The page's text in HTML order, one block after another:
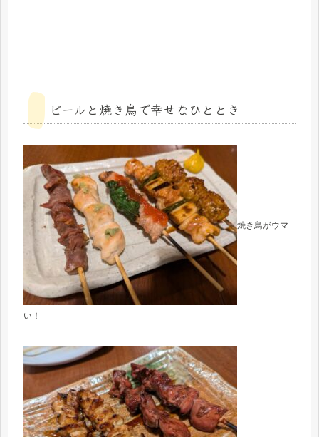
ビールと焼き鳥で幸せなひととき
焼き鳥がウマ
い！